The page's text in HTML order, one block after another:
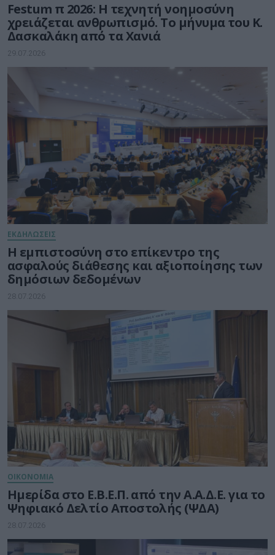
Festum π 2026: Η τεχνητή νοημοσύνη
χρειάζεται ανθρωπισμό. Το μήνυμα του Κ.
Δασκαλάκη από τα Χανιά
29.07.2026
ΕΚΔΗΛΩΣΕΙΣ
Η εμπιστοσύνη στο επίκεντρο της
ασφαλούς διάθεσης και αξιοποίησης των
δημόσιων δεδομένων
28.07.2026
ΟΙΚΟΝΟΜΙΑ
Ημερίδα στο Ε.Β.Ε.Π. από την Α.Α.Δ.Ε. για το
Ψηφιακό Δελτίο Αποστολής (ΨΔΑ)
28.07.2026